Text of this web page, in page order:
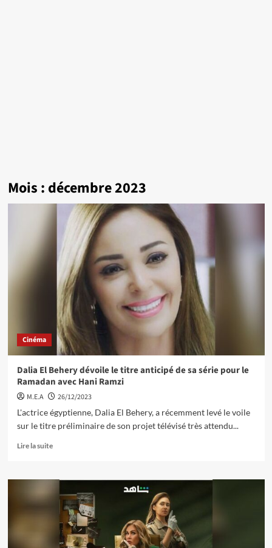
Mois : décembre 2023
Cinéma
Dalia El Behery dévoile le titre anticipé de sa série pour le
Ramadan avec Hani Ramzi
M.E.A
26/12/2023
L'actrice égyptienne, Dalia El Behery, a récemment levé le voile
sur le titre préliminaire de son projet télévisé très attendu...
Lire la suite